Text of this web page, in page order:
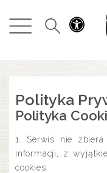
ROZRYWKA
RESTAURACJE
Polityka
Polityka
1. Serwis nie
informacji, z
cookies.